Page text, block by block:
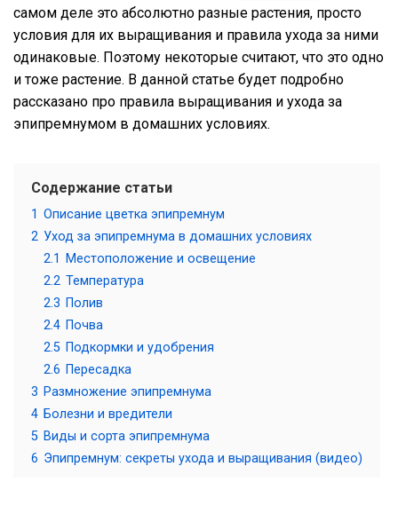
самом деле это абсолютно разные растения, просто
условия для их выращивания и правила ухода за ними
одинаковые. Поэтому некоторые считают, что это одно
и тоже растение. В данной статье будет подробно
рассказано про правила выращивания и ухода за
эпипремнумом в домашних условиях.
Содержание статьи
1 Описание цветка эпипремнум
2 Уход за эпипремнума в домашних условиях
2.1
Местоположение и освещение
2.2 Температура
2.3 Полив
2.4 Почва
2.5 Подкормки и удобрения
2.6 Пересадка
3 Размножение эпипремнума
4 Болезни и вредители
5 Виды и сорта эпипремнума
6 Эпипремнум: секреты ухода и выращивания (видео)